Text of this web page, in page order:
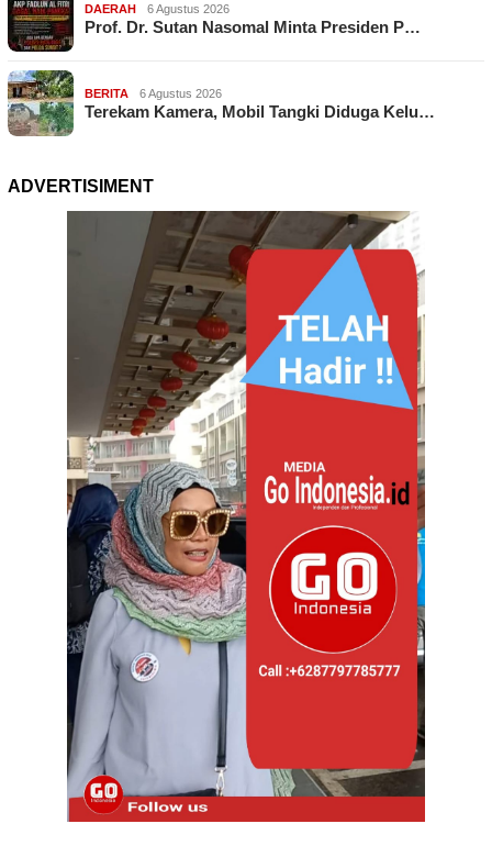
DAERAH 6 Agustus 2026
Prof. Dr. Sutan Nasomal Minta Presiden P…
BERITA 6 Agustus 2026
Terekam Kamera, Mobil Tangki Diduga Kelu…
ADVERTISIMENT